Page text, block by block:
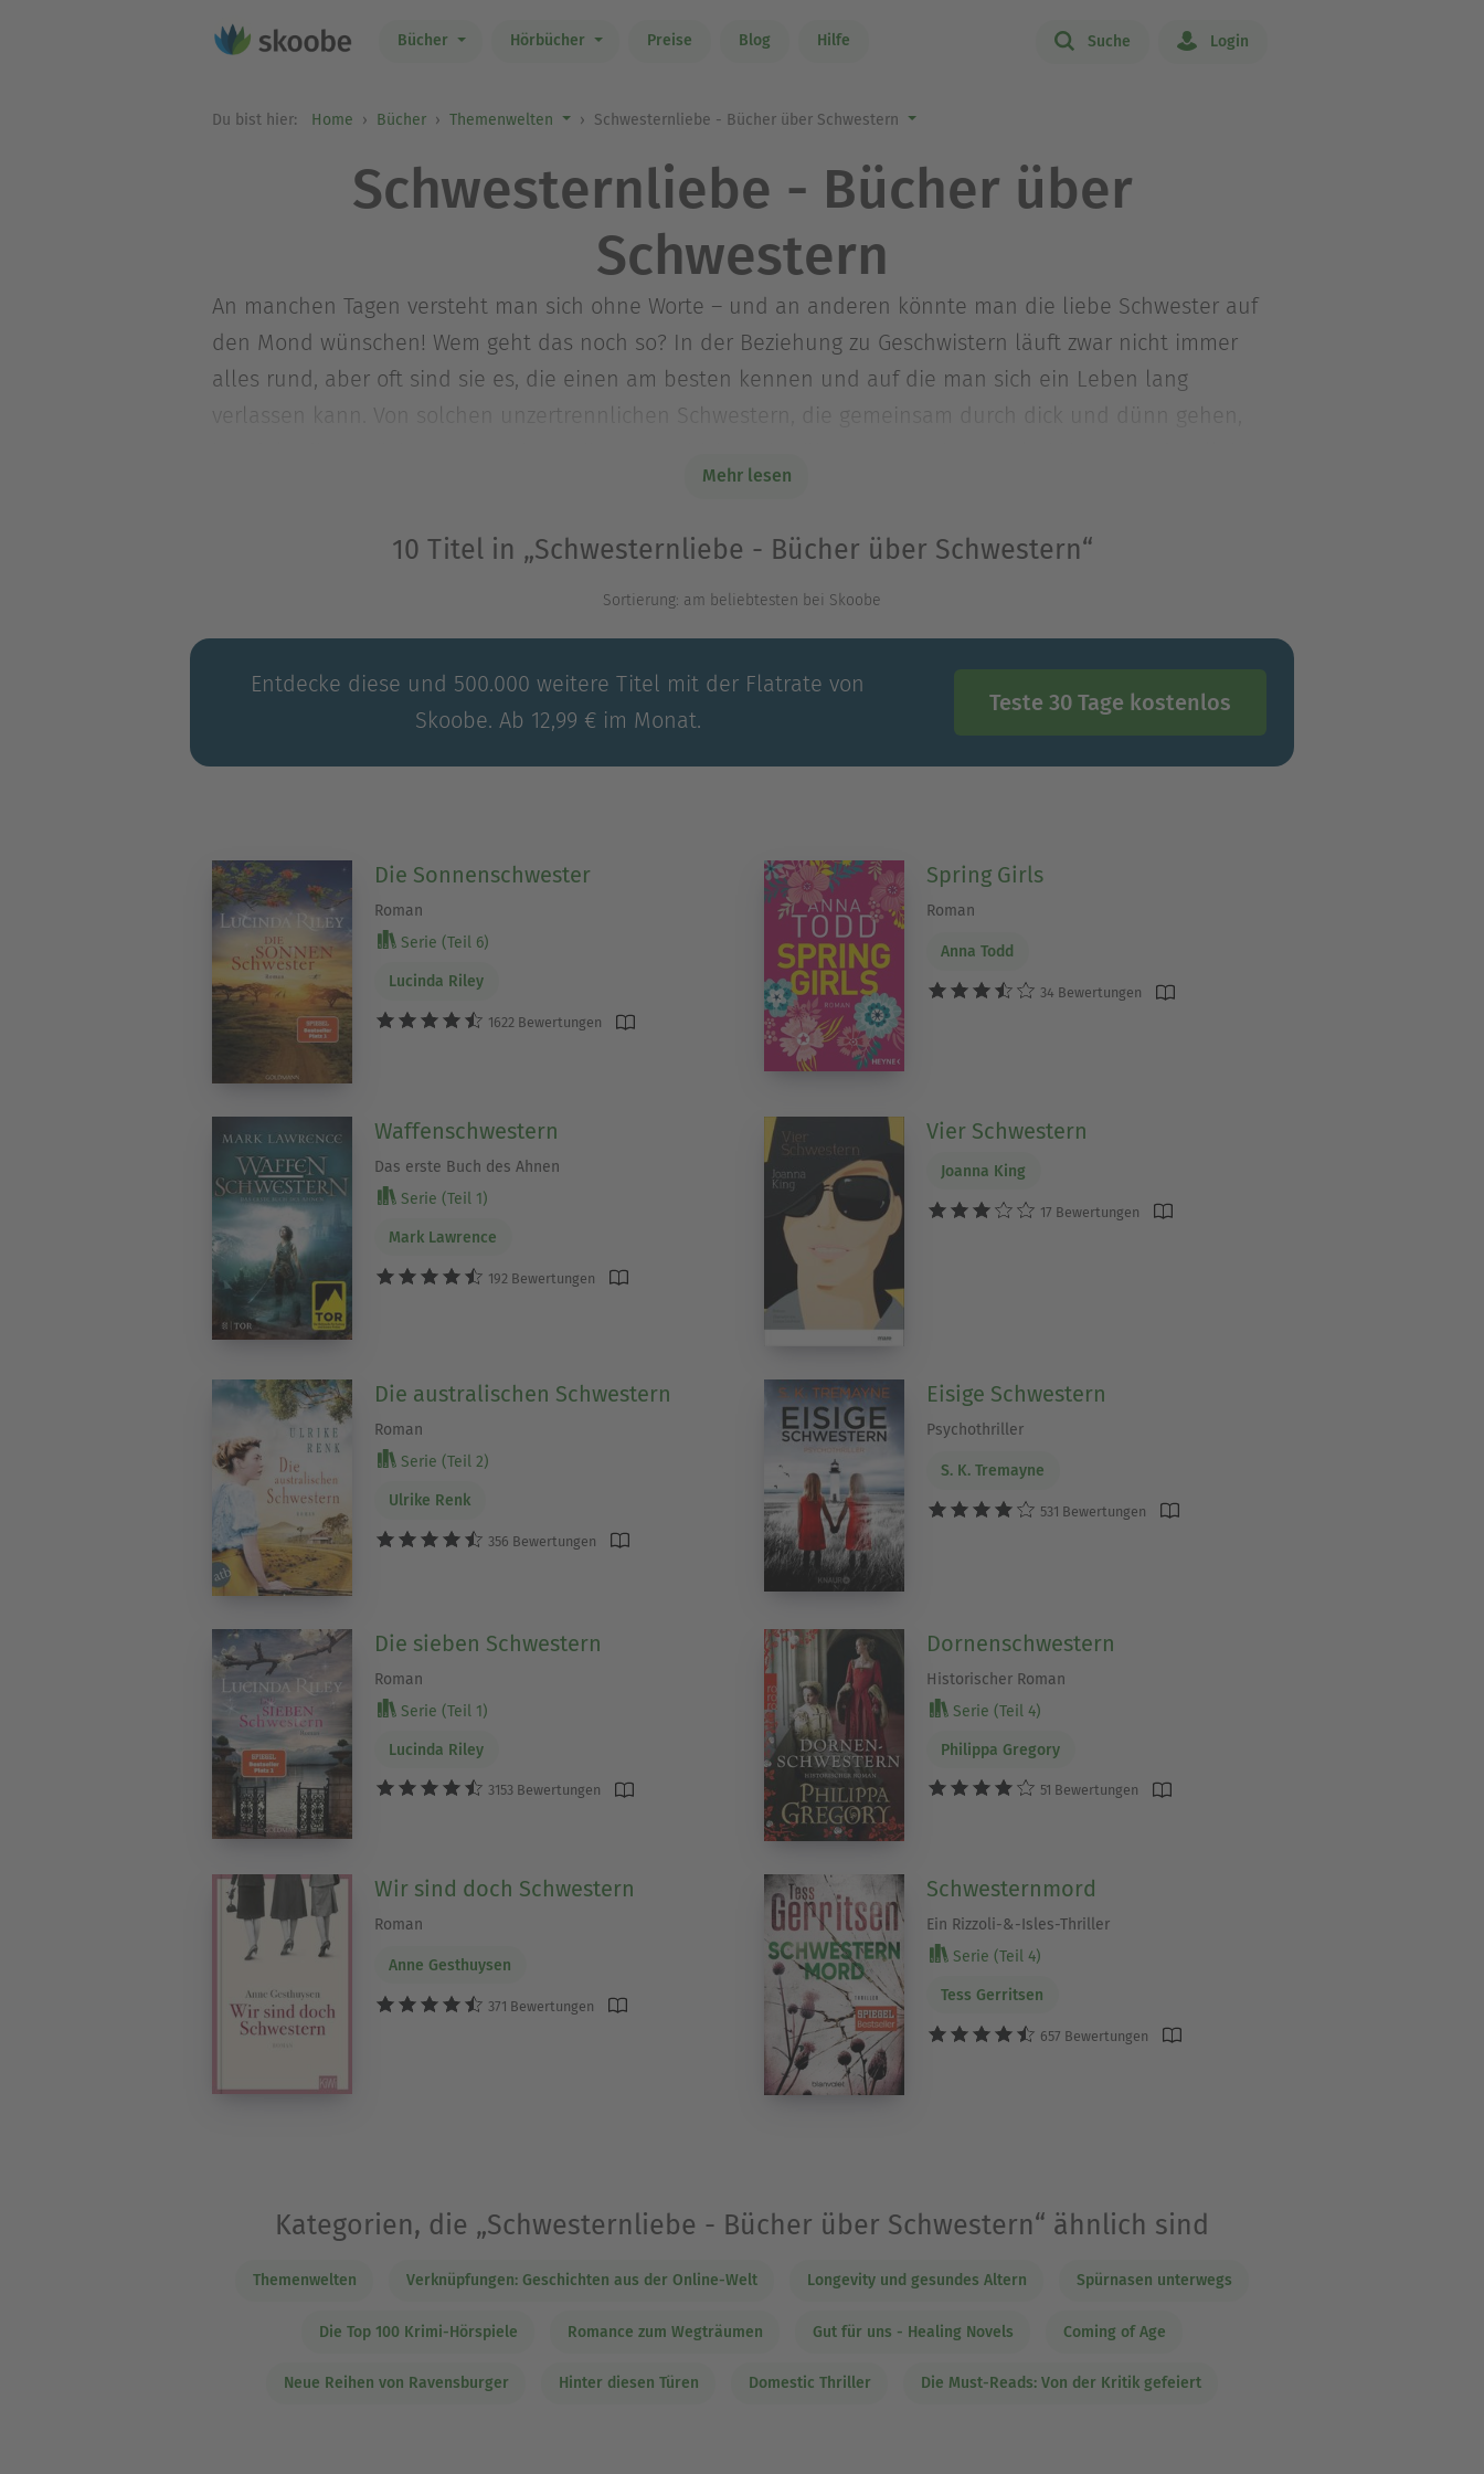
Bücher Hörbücher Preise Blog Hilfe Suche Login
Du bist hier: Home Bücher Themenwelten Schwesternliebe - Bücher über Schwestern
Schwesternliebe - Bücher über
Schwestern
An manchen Tagen versteht man sich ohne Worte – und an anderen könnte man die liebe Schwester auf
den Mond wünschen! Wem geht das noch so? In der Beziehung zu Geschwistern läuft zwar nicht immer
alles rund, aber oft sind sie es, die einen am besten kennen und auf die man sich ein Leben lang
verlassen kann. Von solchen unzertrennlichen Schwestern, die gemeinsam durch dick und dünn gehen,
Mehr lesen
Ausblenden
10 Titel in „Schwesternliebe - Bücher über Schwestern“
Sortierung: am beliebtesten bei Skoobe
Entdecke diese und 500.000 weitere Titel mit der Flatrate von
Skoobe. Ab 12,99 € im Monat.
Teste 30 Tage kostenlos
Die Sonnenschwester
Roman
Serie (Teil 6)
Lucinda Riley
1622 Bewertungen
Spring Girls
Roman
Anna Todd
34 Bewertungen
Waffenschwestern
Das erste Buch des Ahnen
Serie (Teil 1)
Mark Lawrence
192 Bewertungen
Vier Schwestern
Joanna King
17 Bewertungen
Die australischen Schwestern
Roman
Serie (Teil 2)
Ulrike Renk
356 Bewertungen
Eisige Schwestern
Psychothriller
S. K. Tremayne
531 Bewertungen
Die sieben Schwestern
Roman
Serie (Teil 1)
Lucinda Riley
3153 Bewertungen
Dornenschwestern
Historischer Roman
Serie (Teil 4)
Philippa Gregory
51 Bewertungen
Wir sind doch Schwestern
Roman
Anne Gesthuysen
371 Bewertungen
Schwesternmord
Ein Rizzoli-&-Isles-Thriller
Serie (Teil 4)
Tess Gerritsen
657 Bewertungen
Kategorien, die „Schwesternliebe - Bücher über Schwestern“ ähnlich sind
Themenwelten Verknüpfungen: Geschichten aus der Online-Welt Longevity und gesundes Altern Spürnasen unterwegs
Die Top 100 Krimi-Hörspiele Romance zum Wegträumen Gut für uns - Healing Novels Coming of Age
Neue Reihen von Ravensburger Hinter diesen Türen Domestic Thriller Die Must-Reads: Von der Kritik gefeiert